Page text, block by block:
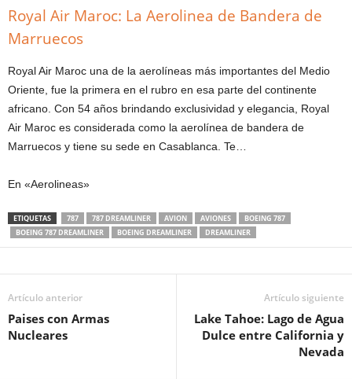
Royal Air Maroc: La Aerolinea de Bandera de
Marruecos
Royal Air Maroc una de la aerolíneas más importantes del Medio
Oriente, fue la primera en el rubro en esa parte del continente
africano. Con 54 años brindando exclusividad y elegancia, Royal
Air Maroc es considerada como la aerolínea de bandera de
Marruecos y tiene su sede en Casablanca. Te…
En «Aerolineas»
ETIQUETAS 787 787 DREAMLINER AVION AVIONES
BOEING 787
BOEING 787 DREAMLINER
BOEING DREAMLINER DREAMLINER
Artículo anterior
Paises con Armas
Nucleares
Artículo siguiente
Lake Tahoe: Lago de Agua
Dulce entre California y
Nevada